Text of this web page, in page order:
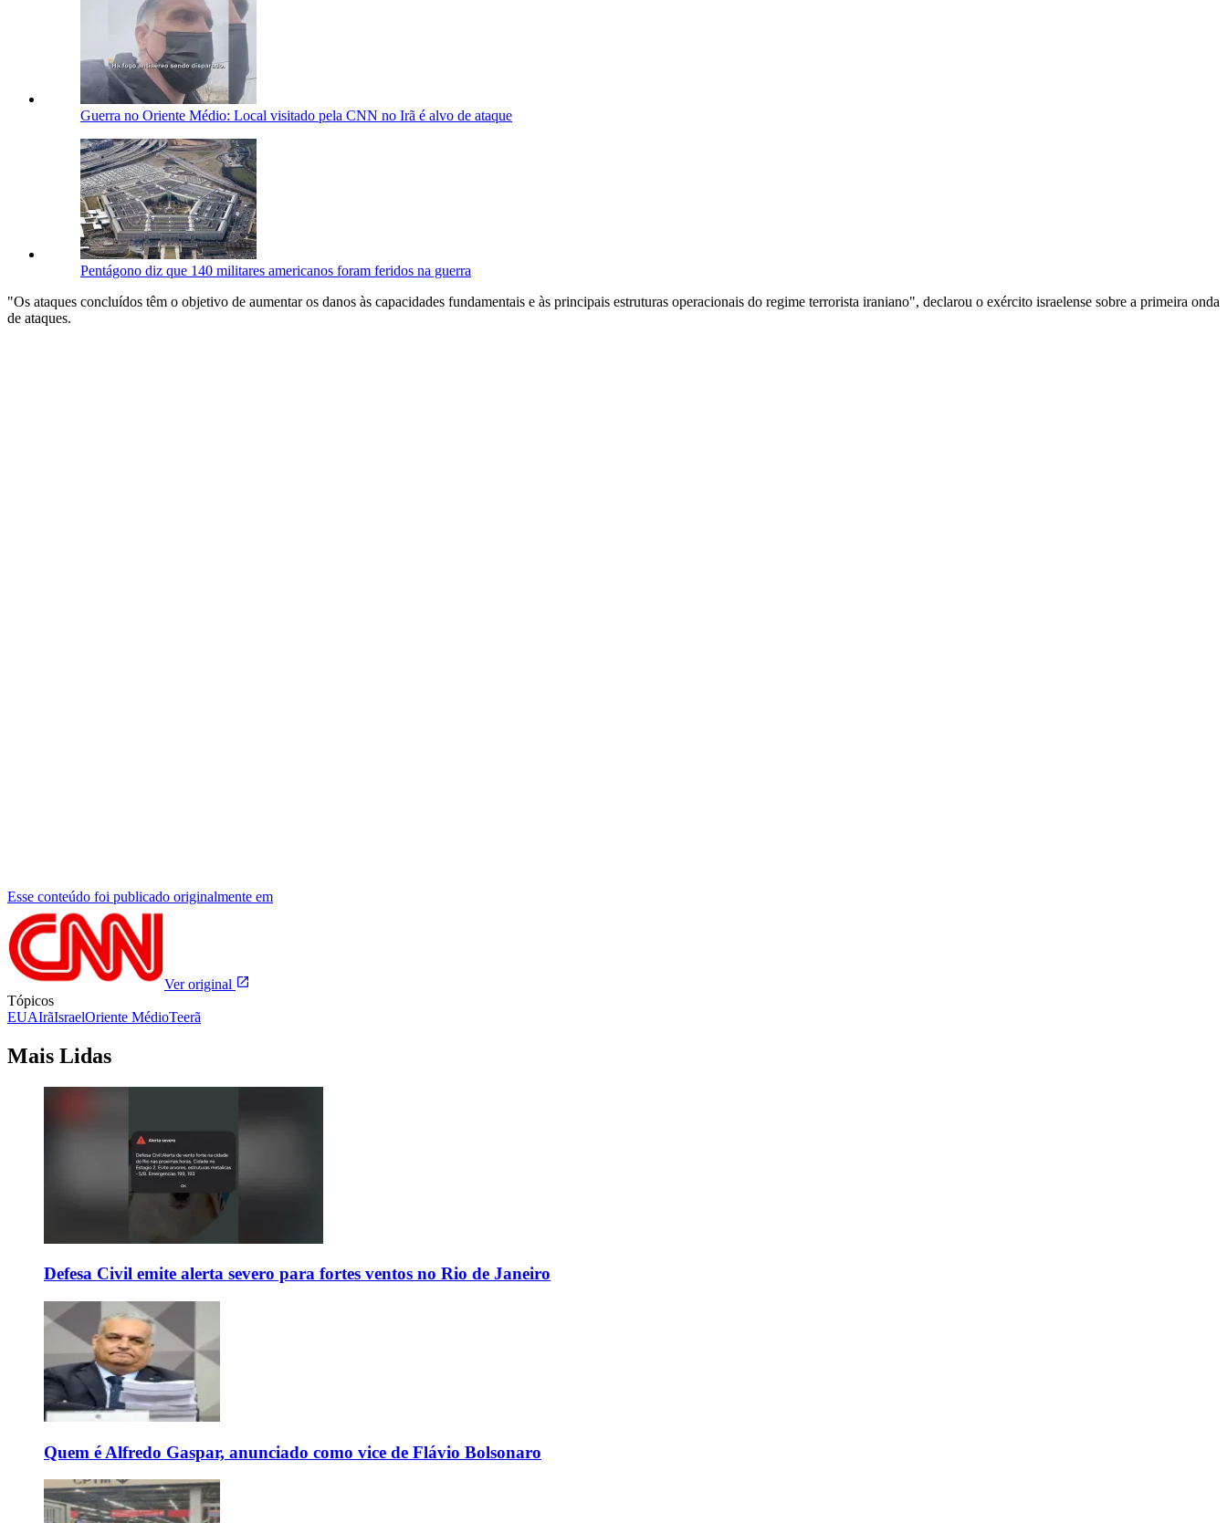
Guerra no Oriente Médio: Local visitado pela CNN no Irã é alvo de ataque
Pentágono diz que 140 militares americanos foram feridos na guerra
"Os ataques concluídos têm o objetivo de aumentar os danos às capacidades fundamentais e às principais estruturas operacionais do regime terrorista iraniano", declarou o exército israelense sobre a primeira onda
de ataques.
Esse conteúdo foi publicado originalmente em
Ver original
Tópicos
EUAIrãIsraelOriente MédioTeerã
Mais Lidas
Defesa Civil emite alerta severo para fortes ventos no Rio de Janeiro
Quem é Alfredo Gaspar, anunciado como vice de Flávio Bolsonaro